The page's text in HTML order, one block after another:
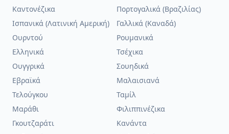
Καντονέζικα
Πορτογαλικά (Βραζιλίας)
Ισπανικά (Λατινική Αμερική)
Γαλλικά (Καναδά)
Ουρντού
Ρουμανικά
Ελληνικά
Τσέχικα
Ουγγρικά
Σουηδικά
Εβραϊκά
Μαλαισιανά
Τελούγκου
Ταμίλ
Μαράθι
Φιλιππινέζικα
Γκουτζαράτι
Κανάντα